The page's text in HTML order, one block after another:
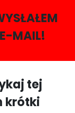
MAIL!
tej
krótki